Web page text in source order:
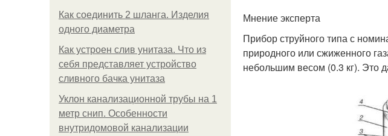
Как соединить 2 шланга. Изделия
одного диаметра
Как устроен слив унитаза. Что из
себя представляет устройство
сливного бачка унитаза
Уклон канализационной трубы на 1
метр снип. Особенности
внутридомовой канализации
Мнение эксперта
Прибор струйного типа с
природного или сжиженного
небольшим весом (0.3 кг). Это